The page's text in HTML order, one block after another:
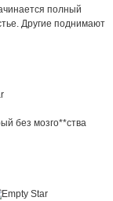
полный
Другие поднимают
без мозго**ства